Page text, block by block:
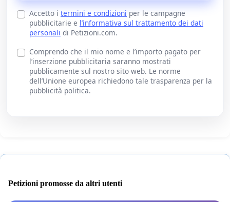
Accetto i termini e condizioni per le campagne
pubblicitarie e l’informativa sul trattamento dei dati
personali di Petizioni.com.
Comprendo che il mio nome e l’importo pagato per
l’inserzione pubblicitaria saranno mostrati
pubblicamente sul nostro sito web. Le norme
dell’Unione europea richiedono tale trasparenza per la
pubblicità politica.
Petizioni promosse da altri utenti